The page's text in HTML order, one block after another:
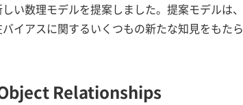
い数理モデルを提案しました。提案モデルは、
イアスに関するいくつもの新たな知見をもたら
Relationships